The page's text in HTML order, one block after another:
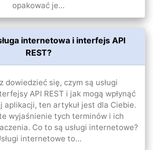
opakować je…
internetowa i interfejs API
REST?
dowiedzieć się, czym są usługi
API REST i jak mogą wpłynąć
aplikacji, ten artykuł jest dla Ciebie.
wyjaśnienie tych terminów i ich
Co to są usługi internetowe?
internetowe to…